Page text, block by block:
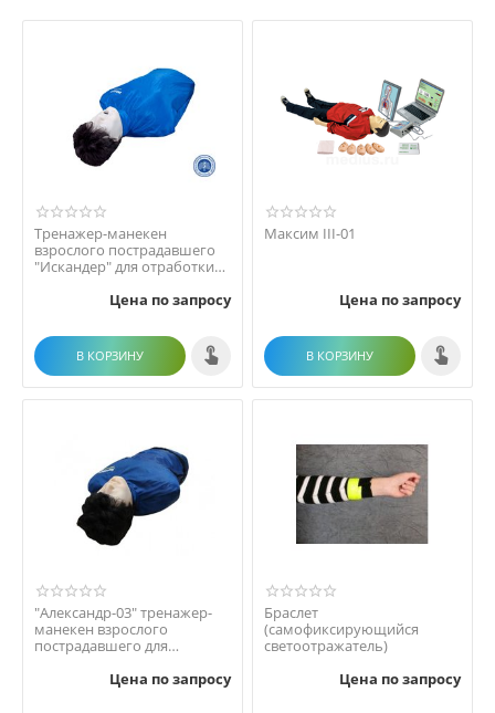
Тренажер-манекен
взрослого пострадавшего
"Искандер" для отработки
Цена по запросу
В КОРЗИНУ
Максим III-01
Цена по запросу
В КОРЗИНУ
"Александр-03" тренажер-
манекен взрослого
пострадавшего для
сердечно-...Цена по запросу
Браслет
(самофиксирующийся
светоотражатель)
Цена по запросу